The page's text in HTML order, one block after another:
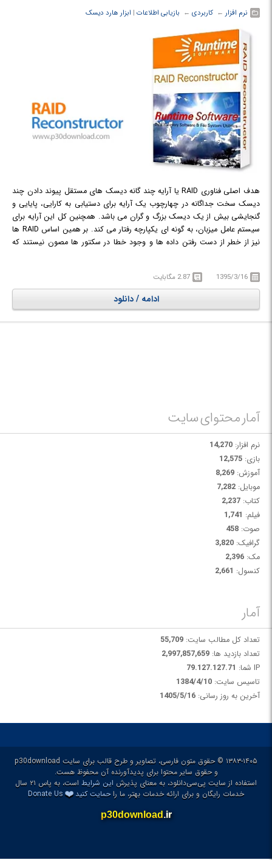
نرم افزار ← ‏ کاربردی ← ‏ بازیابی اطلاعات ‏| ابزار هارد دیسک
هدف اصلی فناوری RAID یا آرایه چند گانه دیسک های مستقل پیوند دادن چند
دیسک سخت جداگانه در چهارچوب یک آرایه برای دستیابی به کارایی، پایایی و
گنجایشی بیش از یک دیسک بزرگ و گران می باشد. همچنین کل این آرایه برای
سیستم عامل میزبان، به گونه ای یکپارچه رفتار می کند. بر همین اساس RAID ها
نیز از خطر از دست رفتن داده ها و وجود خطا در سکتور ها مصون نیستند که
پارامتر هایی چون سکتور شروع، سایز بلوک و ... است. همچنین می توانید با
استفاده از این برنامه از RAID ها با فرمت های vim و img بر روی درایو فیزیکی
ایمیج بسازید و یا ایمیج های مجازی از آن تهیه کنید.
1395/3/16 2.87 مگابایت
ادامه / دانلود
آمار محتوای سایت
نرم افزار: 14,270
بازی: 12,575
آموزش: 8,269
موبایل: 7,282
کتاب: 2,237
فیلم: 1,741
صوت: 458
گرافیک: 3,820
مک: 2,396
کنسول: 2,661
آمار
تعداد کل مطالب سایت: 55,709
تعداد بازدید ها: 2,997,857,659
IP شما:
79.127.127.71
تاسیس سایت: 1384/4/10
آخرین به روز رسانی: 1405/5/16
۱۳۸۳-۱۴۰۵ © حقوق متون فارسی، تصاویر و طرح قالب برای سایت p30download
و حقوق سایر محتوا برای پدیدآورنده آن محفوظ هست.
استفاده از سایت پی‌سی‌دانلود، به معنای پذیرش این شرایط
است، به پاس ۲۱ سال
خدمات رایگان و برای ارائه خدمات بهتر، ما راحمایت کنید❤️
Donate Us
p30download